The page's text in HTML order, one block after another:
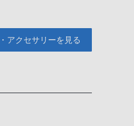
アクセサリーを見る